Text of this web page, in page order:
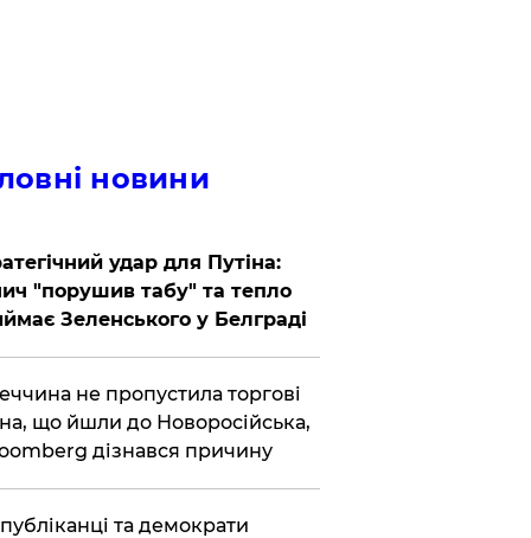
новини
удар для Путіна:
"порушив табу" та тепло
Зеленського у Белграді
не пропустила торгові
що йшли до Новоросійська,
дізнався причину
та демократи